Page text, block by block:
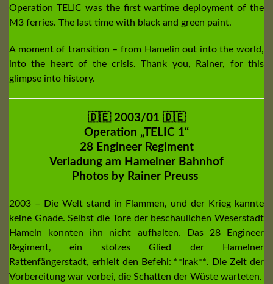
Operation TELIC was the first wartime deployment of the
M3 ferries. The last time with black and green paint.
A moment of transition – from Hamelin out into the world,
into the heart of the crisis. Thank you, Rainer, for this
glimpse into history.
🇩🇪 2003/01 🇩🇪
Operation „TELIC 1“
28 Engineer Regiment
Verladung am Hamelner Bahnhof
Photos by Rainer Preuss
2003 – Die Welt stand in Flammen, und der Krieg kannte
keine Gnade. Selbst die Tore der beschaulichen Weserstadt
Hameln konnten ihn nicht aufhalten. Das 28 Engineer
Regiment, ein stolzes Glied der Hamelner
Rattenfängerstadt, erhielt den Befehl: **Irak**. Die Zeit der
Vorbereitung war vorbei, die Schatten der Wüste warteten.